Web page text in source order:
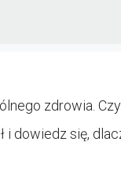
zdrowia.
dowiedz się,